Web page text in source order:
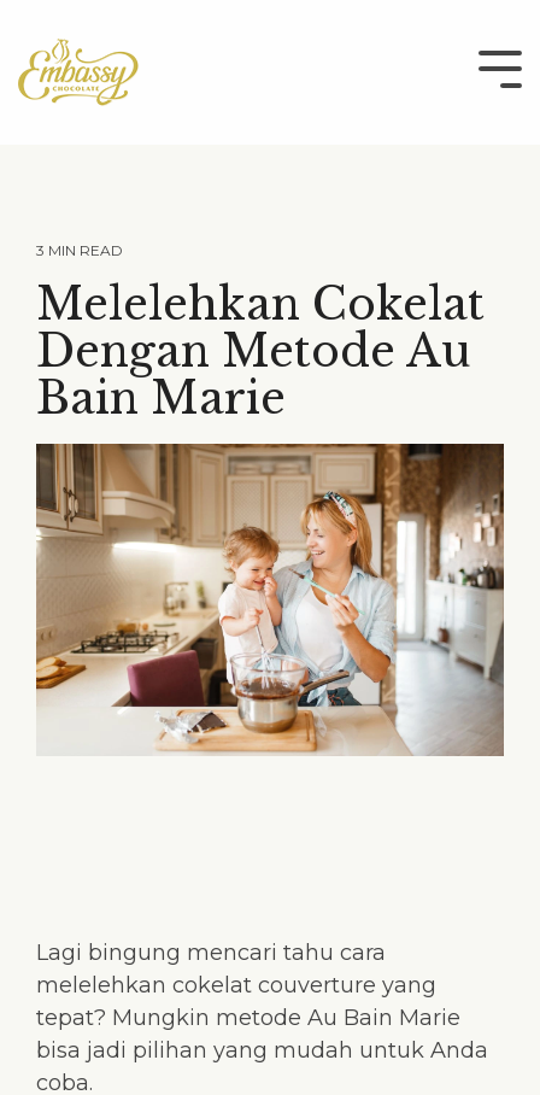
the
main
content.
3 MIN READ
Melelehkan Cokelat
Dengan Metode Au
Bain Marie
Lagi bingung mencari tahu cara
melelehkan cokelat couverture yang
tepat? Mungkin metode Au Bain Marie
bisa jadi pilihan yang mudah untuk Anda
coba.